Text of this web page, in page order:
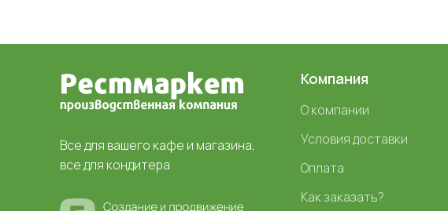
Все для вашего кафе и магазина,
все для кондитера
Компания
О компании
Условия доставки
Оплата
Как заказать?